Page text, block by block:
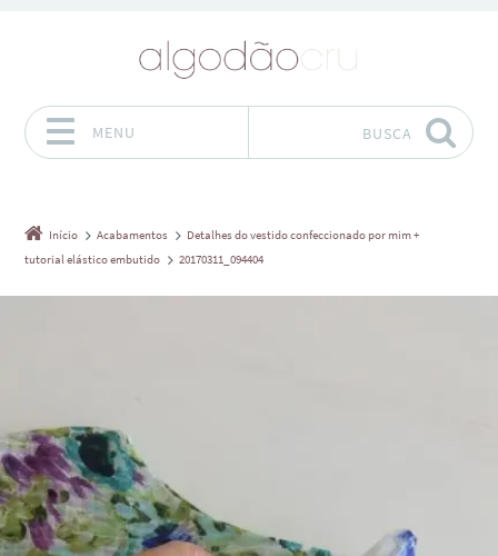
MENU BUSCA
Início Acabamentos
Detalhes do vestido confeccionado por mim +
tutorial elástico embutido
20170311_094404